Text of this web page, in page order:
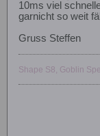
10ms viel
garnicht so weit
Gruss Steffen
Shape S8, Goblin